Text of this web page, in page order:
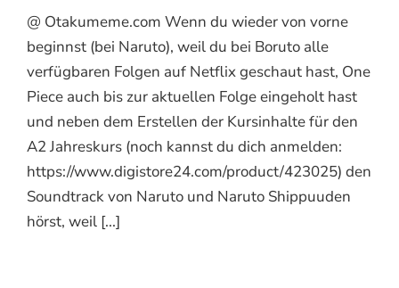
@ Otakumeme.com Wenn du wieder von vorne
beginnst (bei Naruto), weil du bei Boruto alle
verfügbaren Folgen auf Netflix geschaut hast, One
Piece auch bis zur aktuellen Folge eingeholt hast
und neben dem Erstellen der Kursinhalte für den
A2 Jahreskurs (noch kannst du dich anmelden:
https://www.digistore24.com/product/423025) den
Soundtrack von Naruto und Naruto Shippuuden
hörst, weil [...]